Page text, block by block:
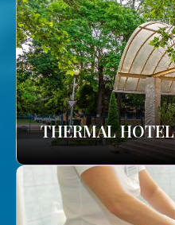
THERMAL HOTEL